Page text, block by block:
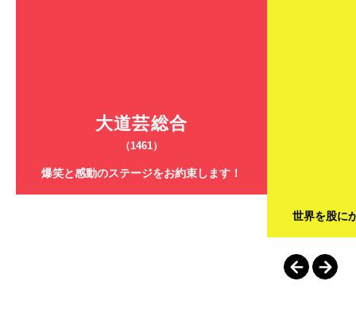
大道芸総合
（1461）
爆笑と感動のステージをお約束します！
世界を股に